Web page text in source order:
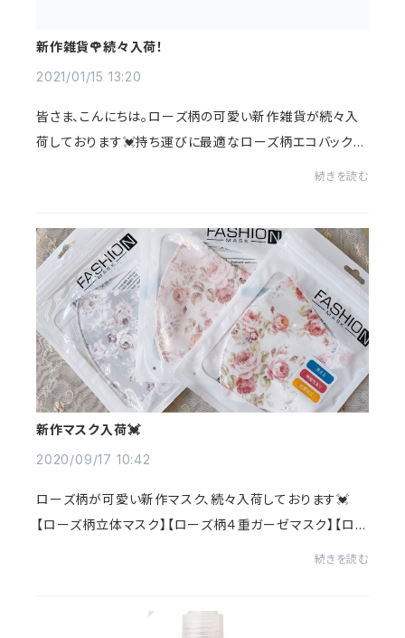
新作雑貨🌹続々入荷！
2021/01/15 13:20
皆さま、こんにちは。ローズ柄の可愛い新作雑貨が続々入
荷しております💓持ち運びに最適なローズ柄エコバック♪
続きを読む
新作マスク入荷💓
2020/09/17 10:42
ローズ柄が可愛い新作マスク、続々入荷しております💓
【ローズ柄立体マスク】【ローズ柄４重ガーゼマスク】【ロー
続きを読む